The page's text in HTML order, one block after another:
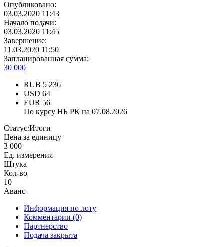
Опубликовано:
03.03.2020 11:43
Начало подачи:
03.03.2020 11:45
Завершение:
11.03.2020 11:50
Запланированная сумма:
30 000
RUB 5 236
USD 64
EUR 56
По курсу НБ РК на 07.08.2026
Статус:Итоги
Цена за единицу
3 000
Ед. измерения
Штука
Кол-во
10
Аванс
Информация по лоту
Комментарии (0)
Партнерство
Подача закрыта